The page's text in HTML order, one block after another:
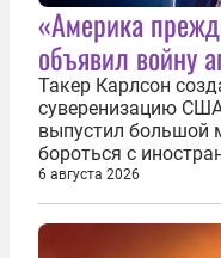
«Америка
объявил войну
Такер Карлсон
суверенизацию
выпустил большой
бороться с
первую очередь
прекратить
репарации Ирану,
6 августа 2026